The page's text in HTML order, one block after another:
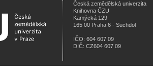
Česká zemědělská univerzita
Knihovna ČZU
Kamýcká 129
165 00 Praha 6 - Suchdol
IČO: 604 607 09
DIČ: CZ604 607 09